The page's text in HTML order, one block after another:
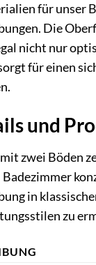
für unser
Die
nicht nur
für einen
und
zwei Böden
in
zu